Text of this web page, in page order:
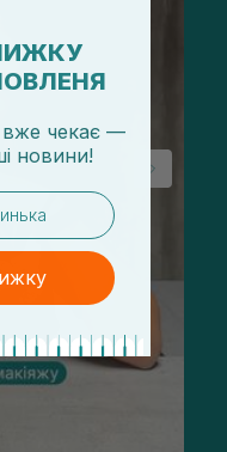
вже чекає —
новини!